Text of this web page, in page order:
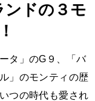
ンドの３モ
タ」のG９、「バ
」のモンティの歴
つの時代も愛され